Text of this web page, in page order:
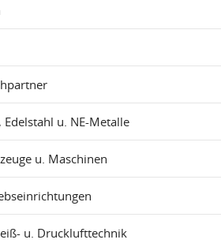
Edelstahl u. NE-Metalle
u. Maschinen
u. Drucklufttechnik